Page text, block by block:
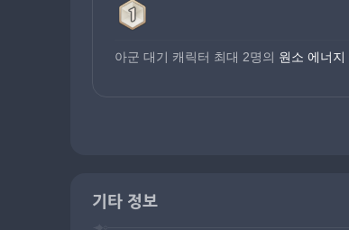
아군 대기 캐릭터 최대 2명의 원소 에너지
기타 정보